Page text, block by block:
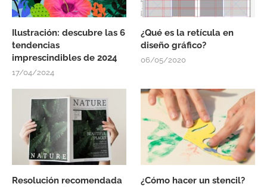
Ilustración: descubre las 6
tendencias
imprescindibles de 2024
17/04/2024
¿Qué es la retícula en
diseño gráfico?
06/05/2020
Resolución recomendada
¿Cómo hacer un stencil?